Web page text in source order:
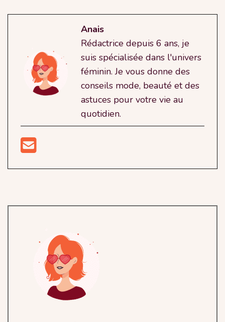
Anais
Rédactrice depuis 6 ans, je
suis spécialisée dans l'univers
féminin. Je vous donne des
conseils mode, beauté et des
astuces pour votre vie au
quotidien.